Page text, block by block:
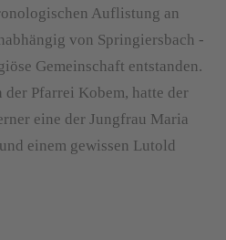
Auflistung an
von Springiersbach -
Gemeinschaft entstanden.
Pfarrei Kobem, hatte der
eine der Jungfrau Maria
einem gewissen Lutold